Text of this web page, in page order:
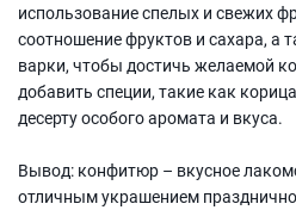
использование спелых и свежих
соотношение фруктов и сахара, а
варки, чтобы достичь желаемой
добавить специи, такие как
десерту особого аромата и вкуса.
Вывод: конфитюр – вкусное
отличным украшением